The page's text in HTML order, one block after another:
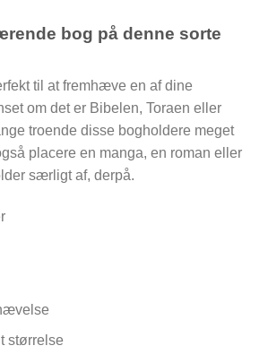
bog på denne sorte
til at fremhæve en af dine
om det er Bibelen, Toraen eller
troende disse bogholdere meget
placere en manga, en roman eller
særligt af, derpå.
størrelse